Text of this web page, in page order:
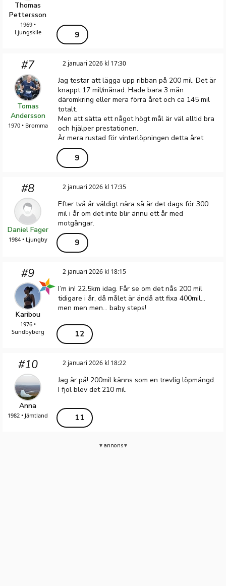
Thomas
Pettersson
1969 •
Ljungskile
9
#7
Tomas
Andersson
1970 • Bromma
2 januari 2026 kl 17:30
Jag testar att lägga upp ribban på 200 mil. Det är
knappt 17 mil/månad. Hade bara 3 mån
däromkring eller mera förra året och ca 145 mil
totalt.
Men att sätta ett något högt mål är väl alltid bra
och hjälper prestationen.
Är mera rustad för vinterlöpningen detta året
9
#8
Daniel Fager
1984 • Ljungby
2 januari 2026 kl 17:35
Efter två år väldigt nära så är det dags för 300
mil i år om det inte blir ännu ett år med
motgångar.
9
#9
Karibou
1976 •
Sundbyberg
2 januari 2026 kl 18:15
I’m in! 22.5km idag. Får se om det nås 200 mil
tidigare i år, då målet är ändå att fixa 400mil...
men men men... baby steps!
12
#10
Anna
1982 • Jämtland
2 januari 2026 kl 18:22
Jag är på! 200mil känns som en trevlig löpmängd.
I fjol blev det 210 mil.
11
annons